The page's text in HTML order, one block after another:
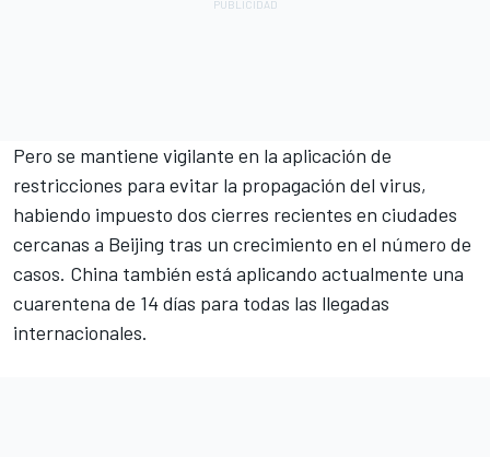
Pero se mantiene vigilante en la aplicación de
restricciones para evitar la propagación del virus,
habiendo impuesto dos cierres recientes en ciudades
cercanas a Beijing tras un crecimiento en el número de
casos. China también está aplicando actualmente una
cuarentena de 14 días para todas las llegadas
internacionales.